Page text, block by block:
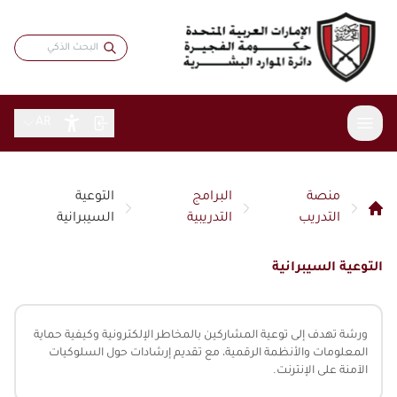
عن الدائرة
الاستراتيجية
كلمة المدير
الهيكل التنظيمي
الشهادات والجوائز
الباحثين عن عمل
التدريب والتطوير
الاستبيانات
تواصل مع المدير
التقارير والبيانات
التشريعات والأنظمة
منصة
التدريب
البرامج
التدريبية
التوعية
السيبرانية
التوعية السيبرانية
ورشة تهدف إلى توعية المشاركين بالمخاطر الإلكترونية وكيفية حماية
المعلومات والأنظمة الرقمية، مع تقديم إرشادات حول السلوكيات
الآمنة على الإنترنت.